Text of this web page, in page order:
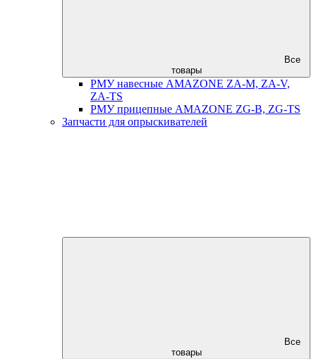
Все
товары
РМУ навесные AMAZONE ZA-M, ZA-V,
ZA-TS
РМУ прицепные AMAZONE ZG-B, ZG-TS
Запчасти для опрыскивателей
Все
товары